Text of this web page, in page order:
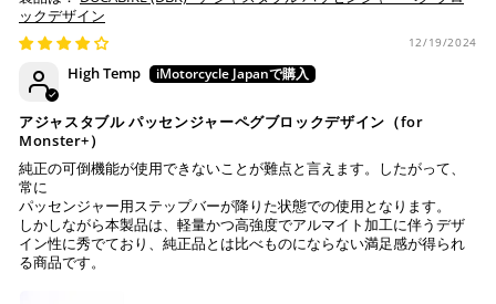
必要です。
コンビニ決済(事前決済)
上記コンビニでお支払い頂けます。
入金確認が取れ次第、商品を手配させて頂きます。
店内端末にて操作後、レジにてお支払いください。
ックデザイン
12/19/2024
High Temp
アジャスタブル パッセンジャーペグブロックデザイン（for
Monster+）
純正の可倒機能が使用できないことが難点と言えます。したがって、
常に
パッセンジャー用ステップバーが降りた状態での使用となります。
しかしながら本製品は、軽量かつ高強度でアルマイト加工に伴うデザ
イン性に秀でており、純正品とは比べものにならない満足感が得られ
る商品です。